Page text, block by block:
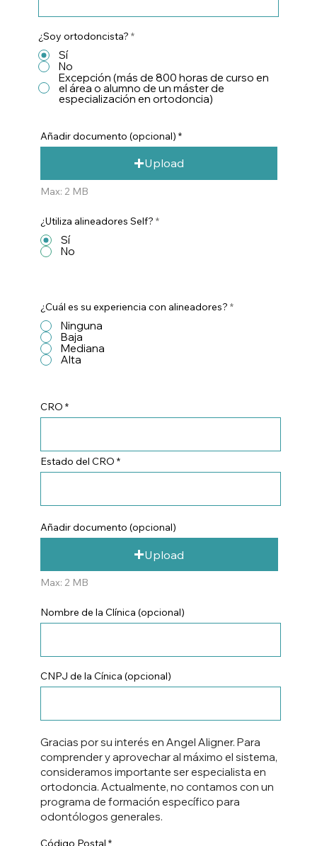
Añadir documento (opcional)
Upload
Max: 2 MB
¿Soy ortodoncista? *
Sí
No
Excepción (más de 800 horas de curso en
el área o alumno de un máster de
especialización en ortodoncia)
¿Utiliza alineadores Self? *
Sí
No
¿Cuál es su experiencia con alineadores? *
Ninguna
Baja
Mediana
Alta
CRO
Estado del CRO
Añadir documento (opcional)
Upload
Max: 2 MB
Nombre de la Clínica (opcional)
CNPJ de la Cínica (opcional)
Gracias por su interés en Angel Aligner. Para
comprender y aprovechar al máximo el sistema,
consideramos importante ser especialista en
ortodoncia. Actualmente, no contamos con un
programa de formación específico para
odontólogos generales.
Código Postal